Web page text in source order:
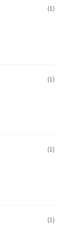
(1)
(1)
(1)
(1)